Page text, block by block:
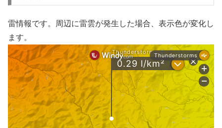
雷情報です。周辺に雷雲が発生した場合、表示色が変化し
ます。